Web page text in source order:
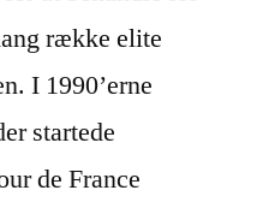
række elite
I 1990’erne
startede
de France